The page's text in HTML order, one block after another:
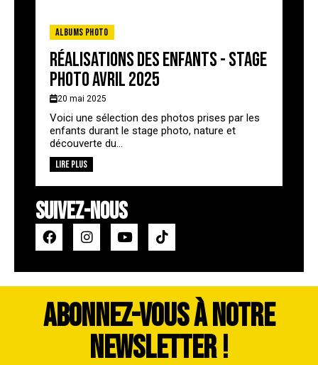
Albums photo
Réalisations des enfants - stage
photo avril 2025
20 mai 2025
Voici une sélection des photos prises par les
enfants durant le stage photo, nature et
découverte du...
Lire plus
SUIVEZ-NOUS
ABONNEZ-VOUS À NOTRE
NEWSLETTER !